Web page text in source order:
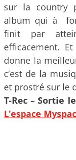
sur la country
album qui à
finit par
efficacement.
donne la
c’est de la
et prostré sur le
T-Rec – Sortie
L’espace